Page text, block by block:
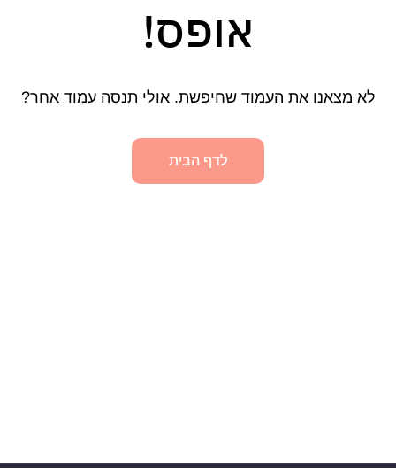
אופס!
לא מצאנו את העמוד שחיפשת. אולי תנסה עמוד אחר?
לדף הבית